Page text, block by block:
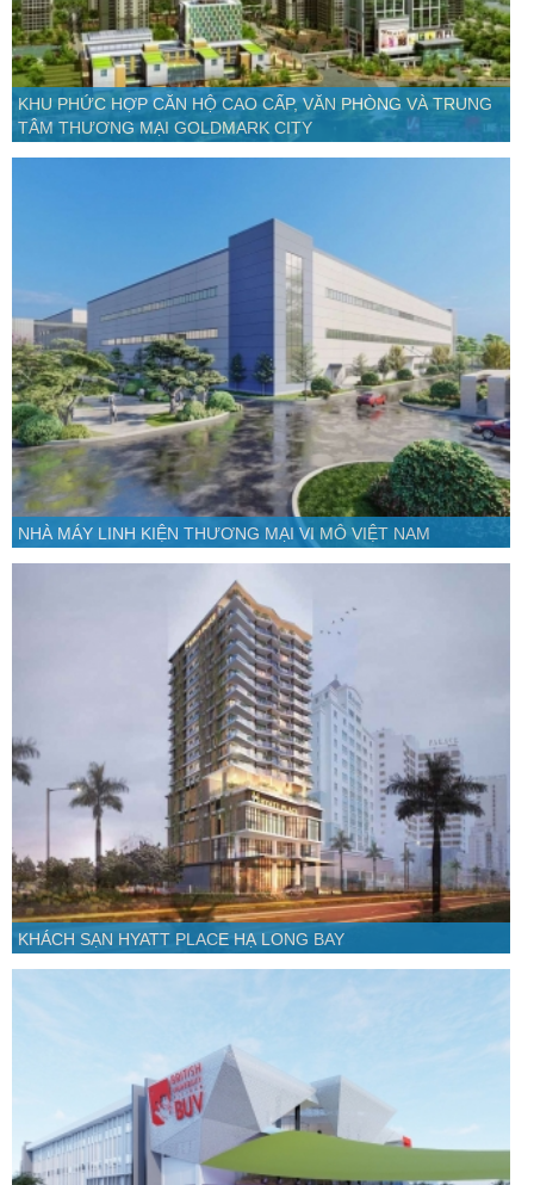
KHU PHỨC HỢP CĂN HỘ CAO CẤP, VĂN PHÒNG VÀ TRUNG
TÂM THƯƠNG MẠI GOLDMARK CITY
NHÀ MÁY LINH KIỆN THƯƠNG MẠI VI MÔ VIỆT NAM
KHÁCH SẠN HYATT PLACE HẠ LONG BAY